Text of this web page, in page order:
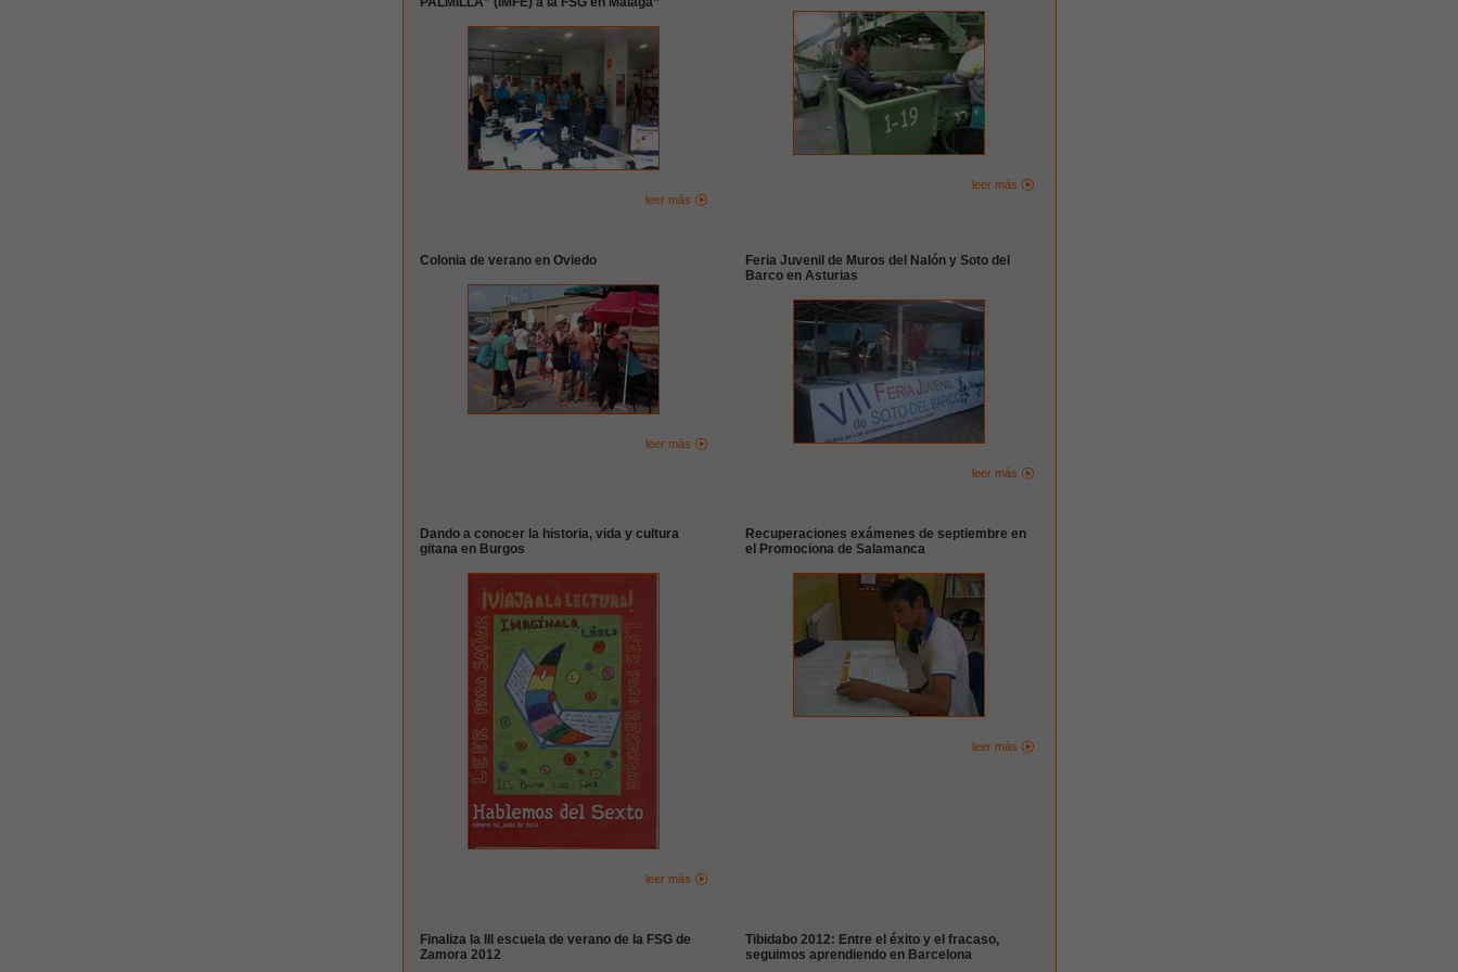
leer más
leer más
Colonia de verano en Oviedo
leer más
Feria Juvenil de Muros del Nalón y Soto del
Barco en Asturias
leer más
Dando a conocer la historia, vida y cultura
gitana en Burgos
leer más
Recuperaciones exámenes de septiembre en
el Promociona de Salamanca
leer más
Finaliza la III escuela de verano de la FSG de
Zamora 2012
Tibidabo 2012: Entre el éxito y el fracaso,
seguimos aprendiendo en Barcelona